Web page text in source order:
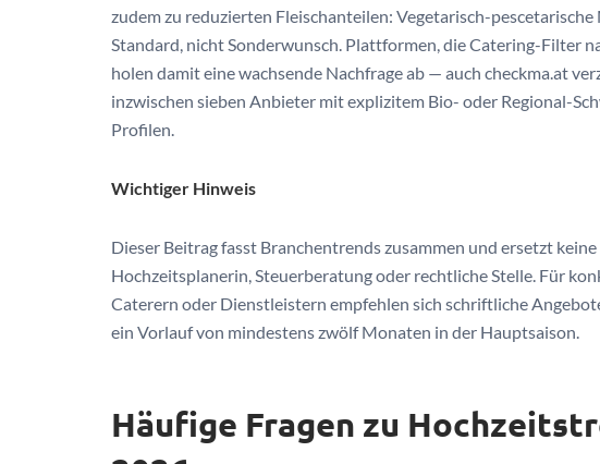
zudem zu reduzierten Fleischanteilen: Vegetarisch-
Standard, nicht Sonderwunsch. Plattformen, die Catering-Filter
holen damit eine wachsende Nachfrage ab — auch checkma.at
inzwischen sieben Anbieter mit explizitem Bio- oder Regional-
Profilen.
Wichtiger Hinweis
Dieser Beitrag fasst Branchentrends zusammen und ersetzt
Hochzeitsplanerin, Steuerberatung oder rechtliche Stelle. Für
Caterern oder Dienstleistern empfehlen sich schriftliche
ein Vorlauf von mindestens zwölf Monaten in der Hauptsaison.
Häufige Fragen zu